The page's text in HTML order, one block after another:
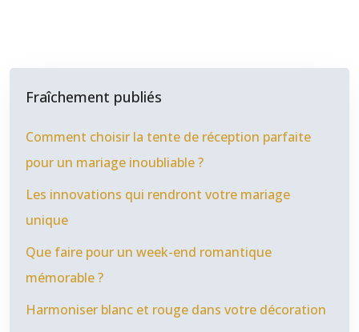
Fraîchement publiés
Comment choisir la tente de réception parfaite
pour un mariage inoubliable ?
Les innovations qui rendront votre mariage
unique
Que faire pour un week-end romantique
mémorable ?
Harmoniser blanc et rouge dans votre décoration